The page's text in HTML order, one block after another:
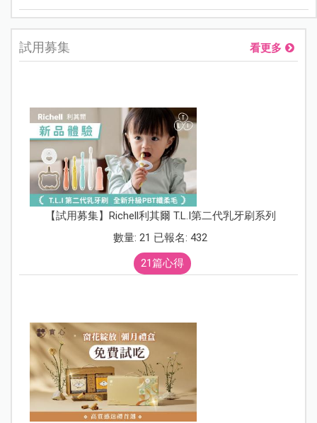
試用募集 看更多
【試用募集】Richell利其爾 T.L.I第二代乳牙刷系列
數量: 21 已報名: 432
21篇心得